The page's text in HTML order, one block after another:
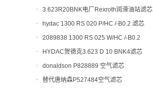
开工大吉！
3.623R20BNK电厂Rexroth润滑油站滤芯
hydac 1300 RS 020 P/HC /-B0.2 滤芯
2089838 1300 RS 025 W/HC /-B0.2
HYDAC贺德克3.623 D 10 BNK4滤芯
donaldson P828889 空气滤芯
替代唐纳森P527484空气滤芯